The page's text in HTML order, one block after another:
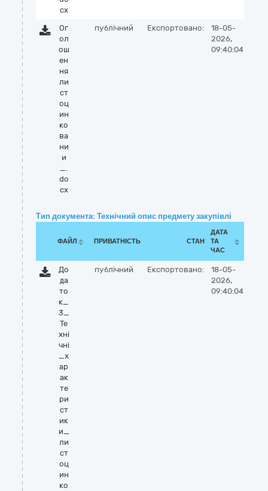
cx
Ог
ол
ош
ен
ня
ли
ст
оц
ин
ко
ва
ни
и
_.
do
cx
публічний Експортовано:
18-05-
2026,
09:40:04
Тип документа: Технічний опис предмету закупівлі
ФАЙЛ ПРИВАТНІСТЬ СТАН
ДАТА
ТА
ЧАС
До
да
то
к_
3_
Те
хні
чні
_х
ар
ак
те
ри
ст
ик
и_
ли
ст
оц
ин
ко
публічний Експортовано:
18-05-
2026,
09:40:04